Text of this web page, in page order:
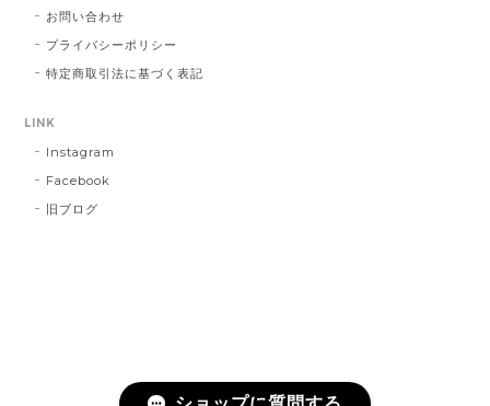
お問い合わせ
プライバシーポリシー
特定商取引法に基づく表記
LINK
Instagram
Facebook
旧ブログ